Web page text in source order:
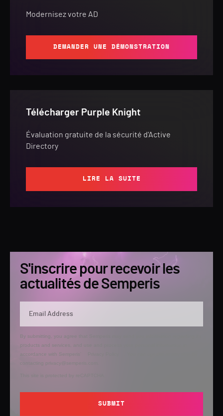
Modernisez votre AD
DEMANDER UNE DÉMONSTRATION
Télécharger Purple Knight
Évaluation gratuite de la sécurité d'Active
Directory
LIRE LA SUITE
S'inscrire pour recevoir les
actualités de Semperis
By submitting, you agree that Semperis may send you information regarding its
products and services, and use and process your personal information in
accordance with Semperis’
contacting privacy@semperis.com.
This site is protected by reCAPTCHA.
SUBMIT